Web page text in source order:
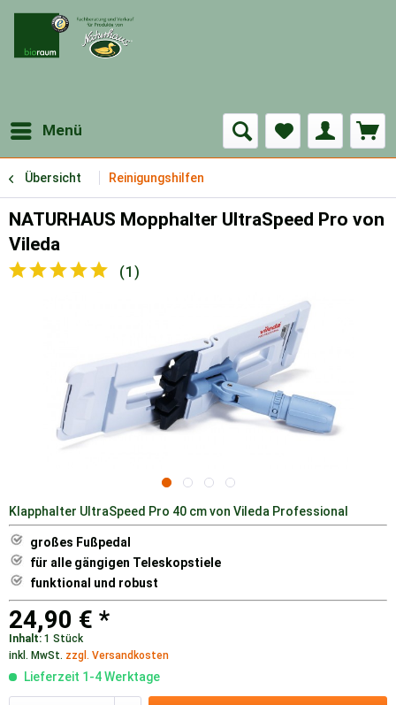
Menü
Übersicht Reinigungshilfen
NATURHAUS Mopphalter UltraSpeed Pro von
Vileda
(1 )
Klapphalter UltraSpeed Pro 40 cm von Vileda Professional
großes Fußpedal
für alle gängigen Teleskopstiele
funktional und robust
24,90 € *
Inhalt: 1 Stück
inkl. MwSt. zzgl. Versandkosten
Lieferzeit 1-4 Werktage